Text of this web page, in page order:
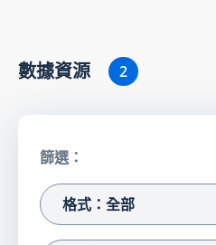
數據資源 2
篩選：
格式：全部